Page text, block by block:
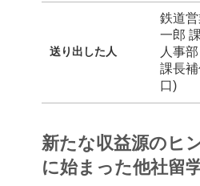
送り出した人
鉄道
一郎
人事
課長
口)
新たな収益源のヒ
に始まった他社留